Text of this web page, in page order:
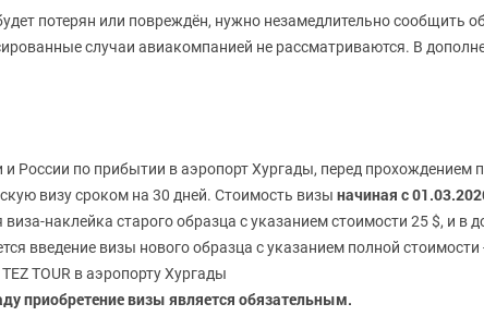
потерян или повреждён, нужно незамедлительно
случаи авиакомпанией не рассматриваются. В
и России по прибытии в аэропорт Хургады, перед
визу сроком на 30 дней. Стоимость визы начиная с
виза-наклейка старого образца с указанием стоимости 25 $, и
введение визы нового образца с указанием полной стоимости
TOUR в аэропорту Хургады
приобретение визы является обязательным.